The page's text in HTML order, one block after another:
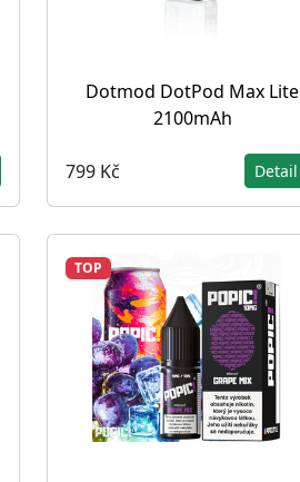
Dotmod DotPod Max Lite
2100mAh
799 Kč Detail
TOP